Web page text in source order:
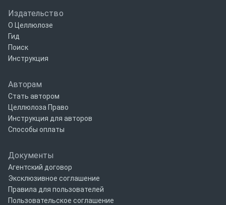
Издательство
О Целлюлозе
Гид
Поиск
Инструкция
Авторам
Стать автором
Целлюлоза Право
Инструкция для авторов
Способы оплаты
Документы
Агентский договор
Эксклюзивное соглашение
Правила для пользователей
Пользовательское соглашение